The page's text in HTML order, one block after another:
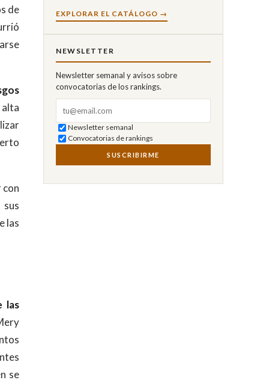
de
con
las
las
se
EXPLORAR EL CATÁLOGO →
NEWSLETTER
Newsletter semanal y avisos sobre
convocatorias de los rankings.
Newsletter semanal
Convocatorias de rankings
SUSCRIBIRME